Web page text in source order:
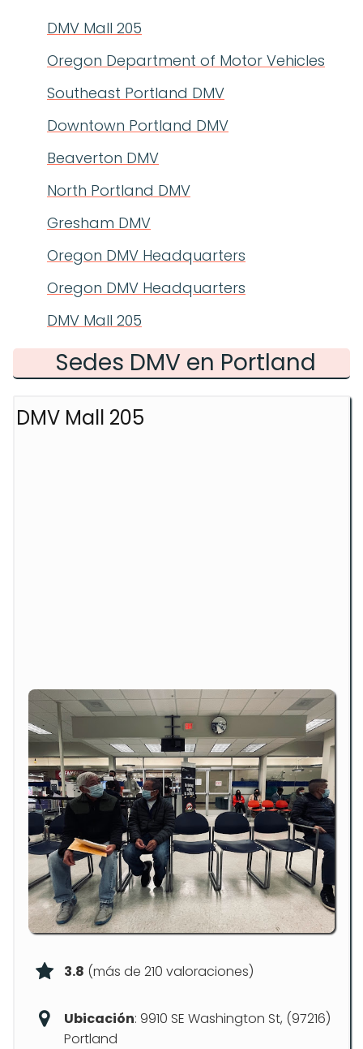
DMV Mall 205
Oregon Department of Motor Vehicles
Southeast Portland DMV
Downtown Portland DMV
Beaverton DMV
North Portland DMV
Gresham DMV
Oregon DMV Headquarters
Oregon DMV Headquarters
DMV Mall 205
Sedes DMV en Portland
DMV Mall 205
3.8 (más de 210 valoraciones)
Ubicación: 9910 SE Washington St, (97216)
Portland